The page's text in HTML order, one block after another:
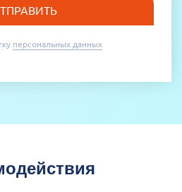
персональных данных